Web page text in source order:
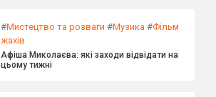
#Мистецтво та розваги #Музика #Фільм
жахів
Афіша Миколаєва: які заходи відвідати на
цьому тижні